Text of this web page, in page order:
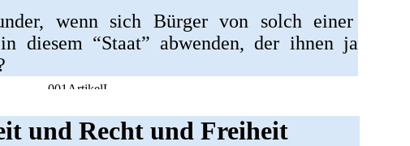
wenn sich Bürger von solch einer
diesem “Staat” abwenden, der ihnen ja
und Recht und Freiheit